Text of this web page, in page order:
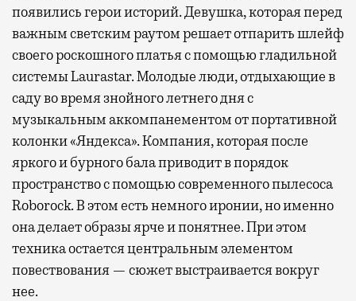
появились герои историй. Девушка, которая перед
важным светским раутом решает отпарить шлейф
своего роскошного платья с помощью гладильной
системы Laurastar. Молодые люди, отдыхающие в
саду во время знойного летнего дня с
музыкальным аккомпанементом от портативной
колонки «Яндекса». Компания, которая после
яркого и бурного бала приводит в порядок
пространство с помощью современного пылесоса
Roborock. В этом есть немного иронии, но именно
она делает образы ярче и понятнее. При этом
техника остается центральным элементом
повествования — сюжет выстраивается вокруг
нее.